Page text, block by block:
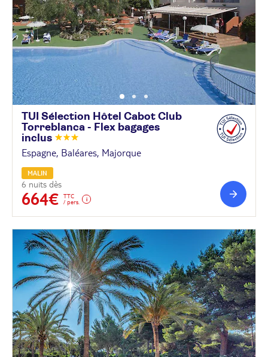
TUI Sélection Hôtel Cabot Club
Torreblanca - Flex bagages
inclus
Espagne, Baléares, Majorque
MALIN
6 nuits dès
664€
TTC
/ pers.